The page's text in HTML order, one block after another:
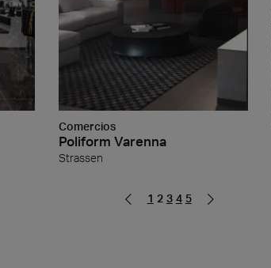
Comercios
Poliform Varenna
Strassen
1 2 3 4 5